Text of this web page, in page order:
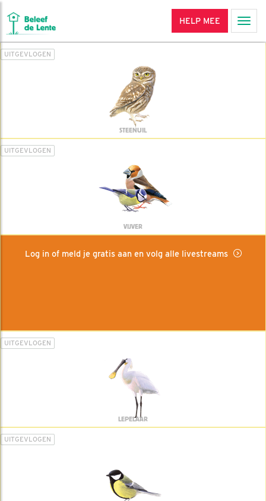
HELP MEE
UITGEVLOGEN
STEENUIL
UITGEVLOGEN
VIJVER
Log in of meld je gratis aan en volg alle livestreams
UITGEVLOGEN
LEPELAAR
UITGEVLOGEN